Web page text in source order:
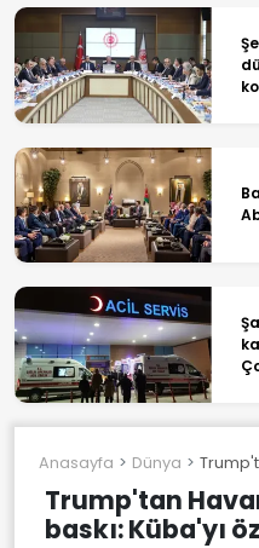
Anasayfa Dünya
Trump'tan
baskı: Küba'yı